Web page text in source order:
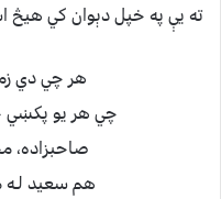
ته يې په خپل دېوان كي هيڅ
هر چي دي
چي هر يو
صاحبزاده،
هم سعيد لـه